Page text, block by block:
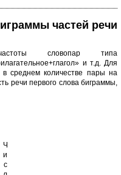
частей речи
словопар типа
и т.д. Для
в среднем количестве пары на
речи первого слова биграммы,
Ч
и
с